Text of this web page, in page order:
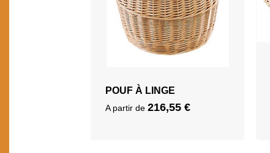
POUF À LINGE
A partir de 216,55 €